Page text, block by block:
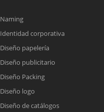
Naming
Identidad corporativa
Diseño papelería
Diseño publicitario
Diseño Packing
Diseño logo
Diseño de catálogos